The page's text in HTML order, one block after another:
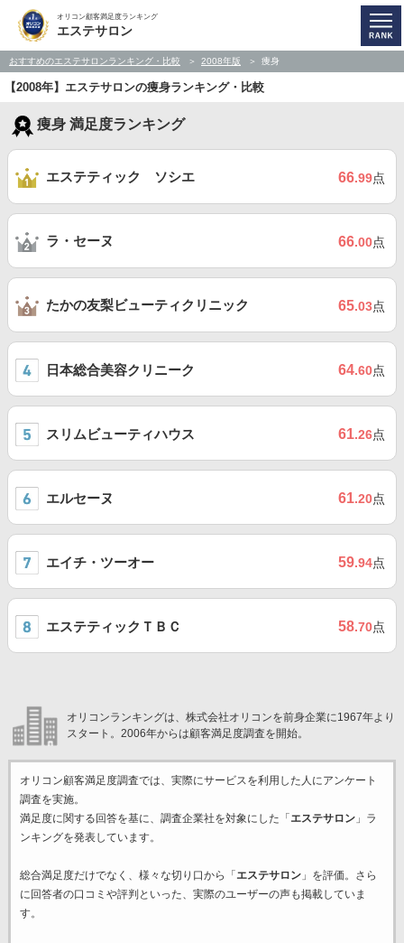
オリコン顧客満足度ランキング
エステサロン
おすすめのエステサロンランキング・比較 2008年版 痩身
【2008年】エステサロンの痩身ランキング・比較
痩身 満足度ランキング
エステティック ソシエ 66.99点
ラ・セーヌ 66.00点
たかの友梨ビューティクリニック 65.03点
日本総合美容クリニーク 64.60点
スリムビューティハウス 61.26点
エルセーヌ 61.20点
エイチ・ツーオー 59.94点
エステティックＴＢＣ 58.70点
オリコンランキングは、株式会社オリコンを前身企業に1967年より
スタート。2006年からは顧客満足度調査を開始。
オリコン顧客満足度調査では、実際にサービスを利用した 人にアンケート
調査を実施。
満足度に関する回答を基に、調査企業社を対象にした「 エステサロン」ラ
ンキングを発表しています。
総合満足度だけでなく、様々な切り口から「 エステサロン」を評価。さら
に回答者の口コミや評判といった、実際のユーザーの声も掲載していま
す。